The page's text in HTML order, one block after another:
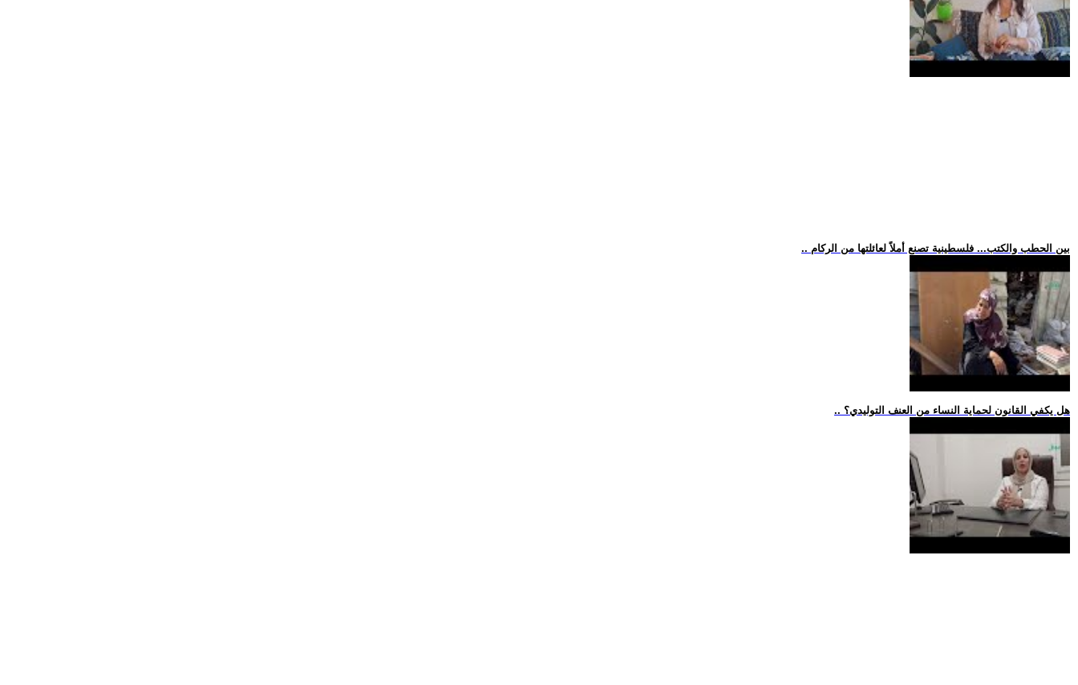
.. بين الحطب والكتب... فلسطينية تصنع أملاً لعائلتها من الركام
.. هل يكفي القانون لحماية النساء من العنف التوليدي؟